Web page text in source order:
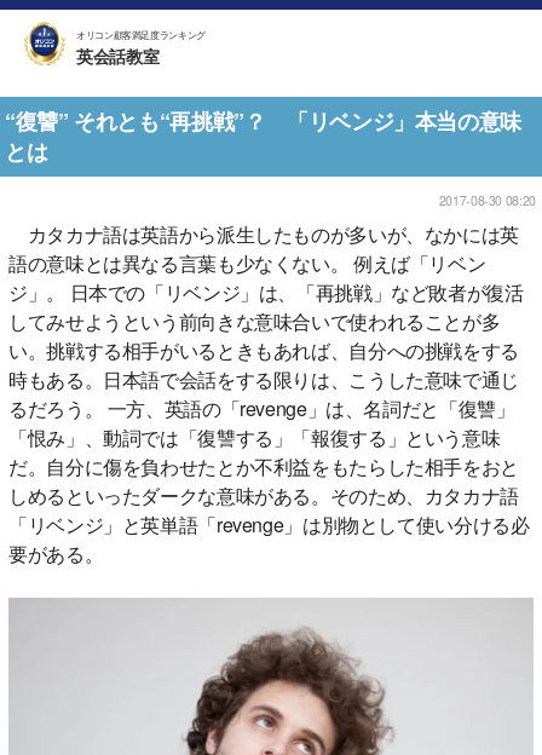
オリコン顧客満足度ランキング
英会話教室
“復讐” それとも“再挑戦”？ 「リベンジ」本当の意味
とは
2017-08-30 08:20
カタカナ語は英語から派生したものが多いが、なかには英
語の意味とは異なる言葉も少なくない。 例えば「リベン
ジ」。 日本での「リベンジ」は、「再挑戦」など敗者が復活
してみせようという前向きな意味合いで使われることが多
い。挑戦する相手がいるときもあれば、自分への挑戦をする
時もある。日本語で会話をする限りは、こうした意味で通じ
るだろう。 一方、英語の「revenge」は、名詞だと「復讐」
「恨み」、動詞では「復讐する」「報復する」という意味
だ。自分に傷を負わせたとか不利益をもたらした相手をおと
しめるといったダークな意味がある。そのため、カタカナ語
「リベンジ」と英単語「revenge」は別物として使い分ける必
要がある。